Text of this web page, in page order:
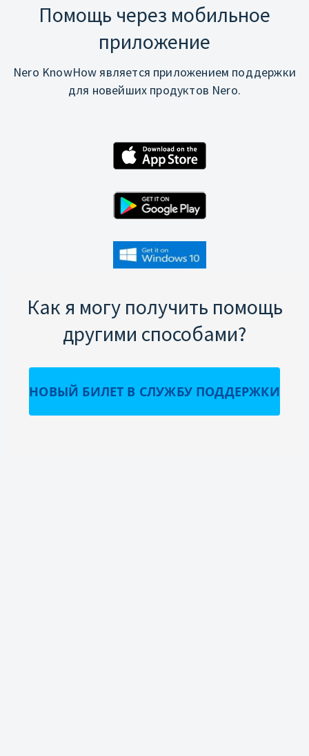
Помощь через мобильное
приложение
Nero KnowHow является приложением поддержки
для новейших продуктов Nero.
Как я могу получить помощь
другими способами?
НОВЫЙ БИЛЕТ В СЛУЖБУ ПОДДЕРЖКИ